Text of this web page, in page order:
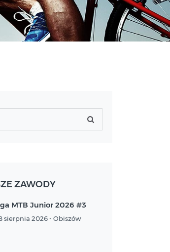
ZAWODY
MTB Junior 2026 #3
sierpnia 2026 - Obiszów